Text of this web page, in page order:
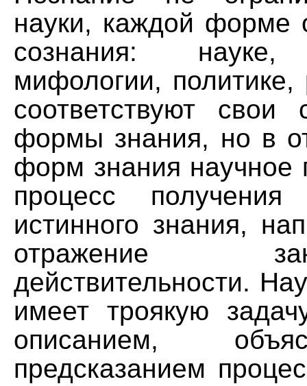
науки, каждой форме
сознания:
мифологии, политике,
соответствуют свои
формы знания, но в
форм знания научное
процесс получения
истинного знания,
отражение
действительности.
имеет троякую
описанием,
предсказанием